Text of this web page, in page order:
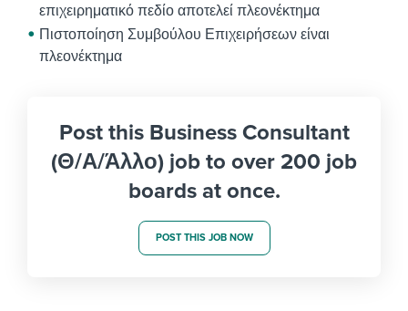
επιχειρηματικό πεδίο αποτελεί πλεονέκτημα
Πιστοποίηση Συμβούλου Επιχειρήσεων είναι
πλεονέκτημα
Post this Business Consultant
(Θ/Α/Άλλο) job to over 200 job
boards at once.
POST THIS JOB NOW